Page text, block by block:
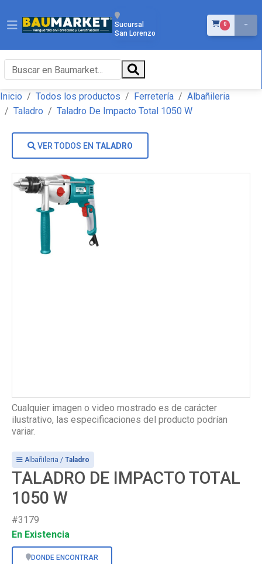
Sucursal
San Lorenzo
0ÍTEMS EN EL
Inicio Todos los productos Ferretería
Albañileria
Taladro
Taladro De Impacto Total 1050 W
VER TODOS EN TALADRO
Cualquier imagen o video mostrado es de carácter
ilustrativo, las especificaciones del producto podrían
variar.
Albañileria / Taladro
TALADRO DE IMPACTO TOTAL
1050 W
#3179
En Existencia
DONDE ENCONTRAR